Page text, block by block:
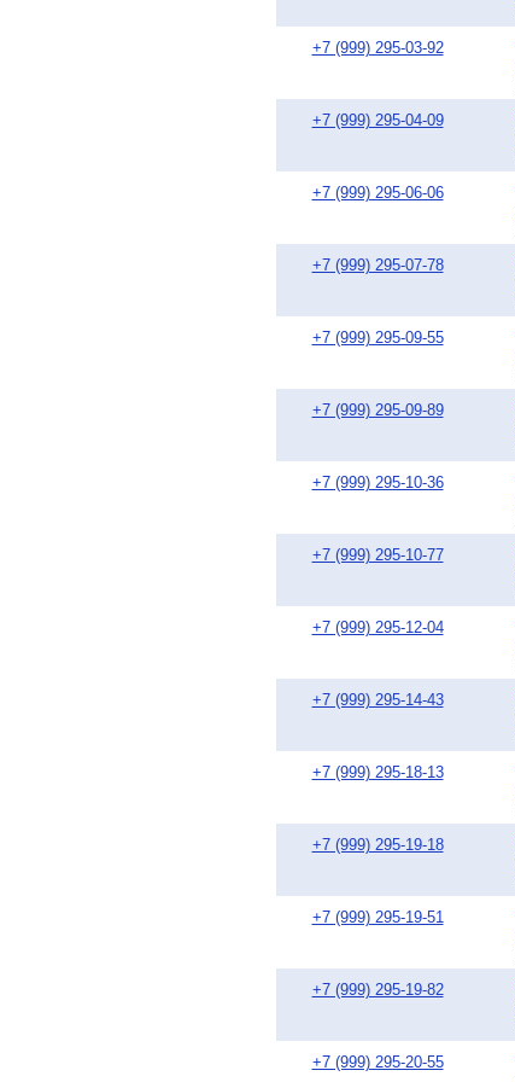
+7 (999) 295-03-92
+7 (999) 295-04-09
+7 (999) 295-06-06
+7 (999) 295-07-78
+7 (999) 295-09-55
+7 (999) 295-09-89
+7 (999) 295-10-36
+7 (999) 295-10-77
+7 (999) 295-12-04
+7 (999) 295-14-43
+7 (999) 295-18-13
+7 (999) 295-19-18
+7 (999) 295-19-51
+7 (999) 295-19-82
+7 (999) 295-20-55